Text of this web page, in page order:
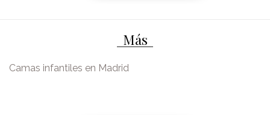
Más
Camas infantiles en Madrid